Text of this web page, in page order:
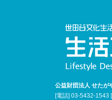
公益財団法人 せたが
[電話] 03-5432-1543